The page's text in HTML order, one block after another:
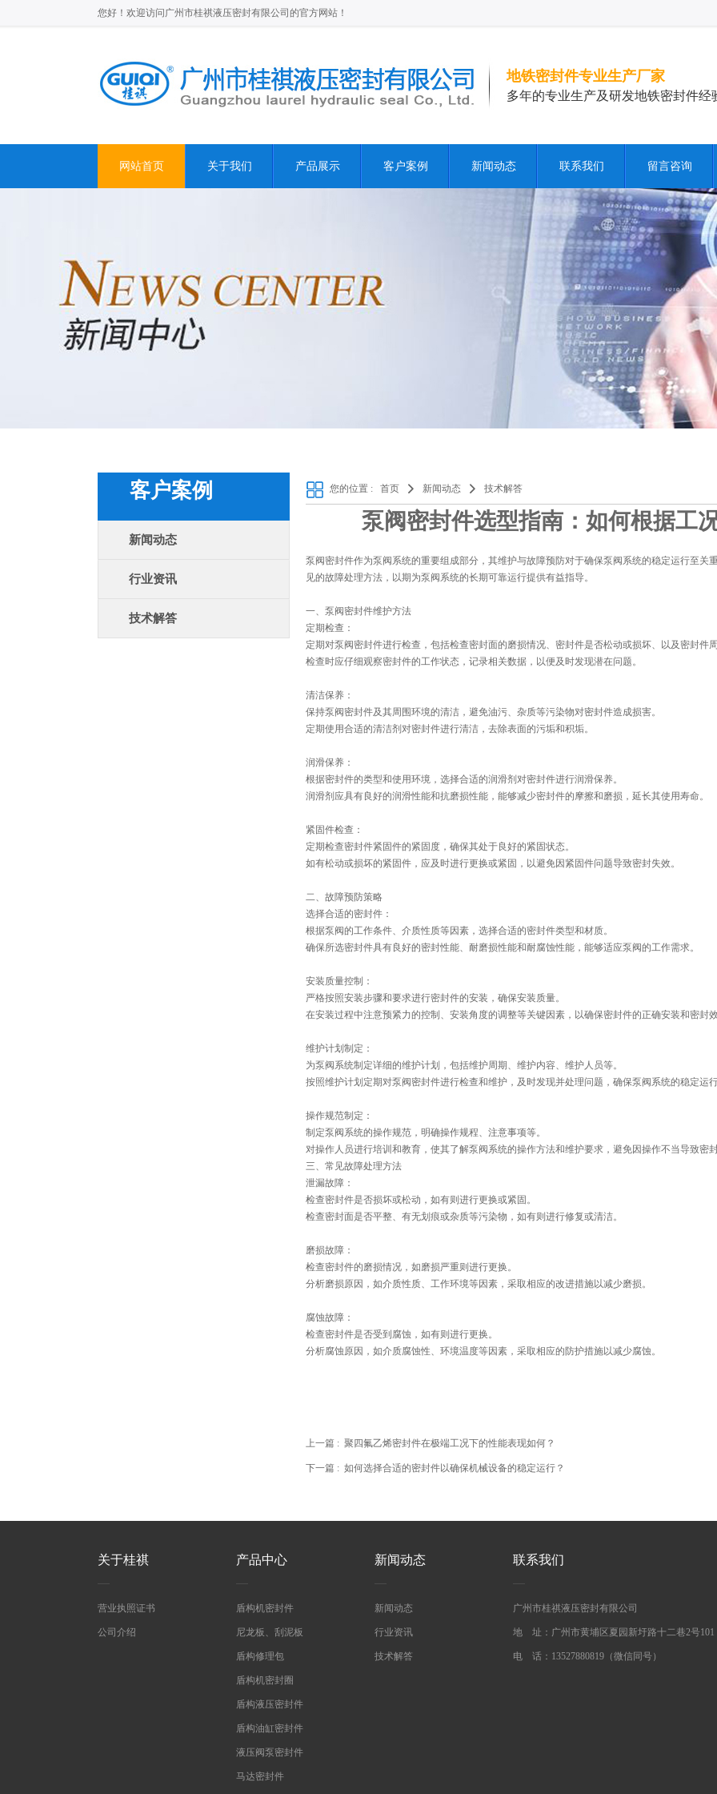
您好！欢迎访问广州市桂祺液压密封有限公司的官方网站！
地铁密封件专业生产厂家
多年的专业生产及研发地铁密封件经
网站首页 关于我们 产品展示 客户案例 新闻动态 联系我们 留言咨询
客户案例
新闻动态
行业资讯
技术解答
您的位置 : 首页 新闻动态 技术解答
泵阀密封件选型指南：如何根据工
泵阀密封件作为泵阀系统的重要组成部分，其维护与故障预防对于确保泵阀系统的稳定运行至
见的故障处理方法，以期为泵阀系统的长期可靠运行提供有益指导。
一、泵阀密封件维护方法
定期检查：
定期对泵阀密封件进行检查，包括检查密封面的磨损情况、密封件是否松动或损坏、以及密封件
检查时应仔细观察密封件的工作状态，记录相关数据，以便及时发现潜在问题。
清洁保养：
保持泵阀密封件及其周围环境的清洁，避免油污、杂质等污染物对密封件造成损害。
定期使用合适的清洁剂对密封件进行清洁，去除表面的污垢和积垢。
润滑保养：
根据密封件的类型和使用环境，选择合适的润滑剂对密封件进行润滑保养。
润滑剂应具有良好的润滑性能和抗磨损性能，能够减少密封件的摩擦和磨损，延长其使用寿命。
紧固件检查：
定期检查密封件紧固件的紧固度，确保其处于良好的紧固状态。
如有松动或损坏的紧固件，应及时进行更换或紧固，以避免因紧固件问题导致密封失效。
二、故障预防策略
选择合适的密封件：
根据泵阀的工作条件、介质性质等因素，选择合适的密封件类型和材质。
确保所选密封件具有良好的密封性能、耐磨损性能和耐腐蚀性能，能够适应泵阀的工作需求。
安装质量控制：
严格按照安装步骤和要求进行密封件的安装，确保安装质量。
在安装过程中注意预紧力的控制、安装角度的调整等关键因素，以确保密封件的正确安装和密封
维护计划制定：
为泵阀系统制定详细的维护计划，包括维护周期、维护内容、维护人员等。
按照维护计划定期对泵阀密封件进行检查和维护，及时发现并处理问题，确保泵阀系统的稳定运
操作规范制定：
制定泵阀系统的操作规范，明确操作规程、注意事项等。
对操作人员进行培训和教育，使其了解泵阀系统的操作方法和维护要求，避免因操作不当导致密
三、常见故障处理方法
泄漏故障：
检查密封件是否损坏或松动，如有则进行更换或紧固。
检查密封面是否平整、有无划痕或杂质等污染物，如有则进行修复或清洁。
磨损故障：
检查密封件的磨损情况，如磨损严重则进行更换。
分析磨损原因，如介质性质、工作环境等因素，采取相应的改进措施以减少磨损。
腐蚀故障：
检查密封件是否受到腐蚀，如有则进行更换。
分析腐蚀原因，如介质腐蚀性、环境温度等因素，采取相应的防护措施以减少腐蚀。
上一篇 : 聚四氟乙烯密封件在极端工况下的性能表现如何？
下一篇 : 如何选择合适的密封件以确保机械设备的稳定运行？
关于桂祺
营业执照证书
公司介绍
产品中心
盾构机密封件
尼龙板、刮泥板
盾构修理包
盾构机密封圈
盾构液压密封件
盾构油缸密封件
液压阀泵密封件
马达密封件
新闻动态
新闻动态
行业资讯
技术解答
联系我们
广州市桂祺液压密封有限公司
地 址：广州市黄埔区夏园新圩路十二巷2号101
电 话：13527880819（微信同号）